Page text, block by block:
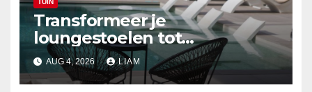
TUIN
Transformeer je
loungestoelen tot
zonvriendelijke zitplekken
AUG 4, 2026 LIAM